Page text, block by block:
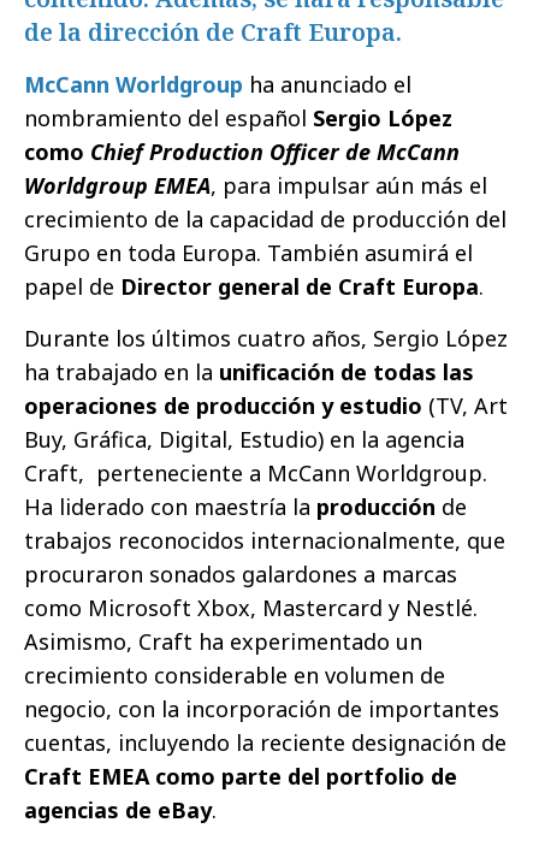
de la dirección de Craft Europa.
McCann Worldgroup ha anunciado el
nombramiento del español Sergio López
como Chief Production Officer de McCann
Worldgroup EMEA, para impulsar aún más el
crecimiento de la capacidad de producción del
Grupo en toda Europa. También asumirá el
papel de Director general de Craft Europa.
Durante los últimos cuatro años, Sergio López
ha trabajado en la unificación de todas las
operaciones de producción y estudio (TV, Art
Buy, Gráfica, Digital, Estudio) en la agencia
Craft, perteneciente a McCann Worldgroup.
Ha liderado con maestría la producción de
trabajos reconocidos internacionalmente, que
procuraron sonados galardones a marcas
como Microsoft Xbox, Mastercard y Nestlé.
Asimismo, Craft ha experimentado un
crecimiento considerable en volumen de
negocio, con la incorporación de importantes
cuentas, incluyendo la reciente designación de
Craft EMEA como parte del portfolio de
agencias de eBay.